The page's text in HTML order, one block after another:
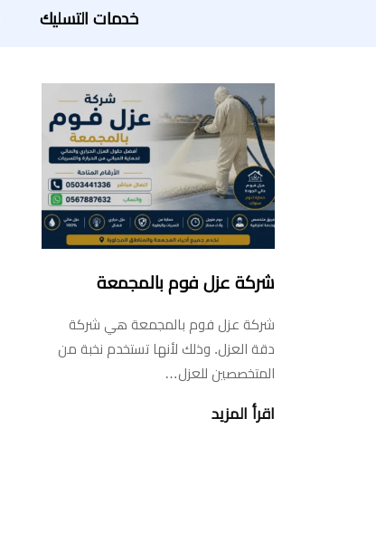
خدمات التسليك
شركة عزل فوم بالمجمعة
شركة عزل فوم بالمجمعة هي شركة
دقة العزل. وذلك لأنها تستخدم نخبة من
المتخصصين للعزل…
اقرأ المزيد